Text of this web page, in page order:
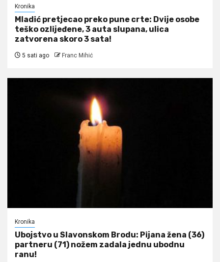
Kronika
Mladić pretjecao preko pune crte: Dvije osobe
teško ozlijeđene, 3 auta slupana, ulica
zatvorena skoro 3 sata!
5 sati ago Franc Mihić
Kronika
Ubojstvo u Slavonskom Brodu: Pijana žena (36)
partneru (71) nožem zadala jednu ubodnu
ranu!